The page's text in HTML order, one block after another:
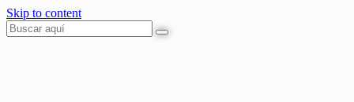
Skip to content